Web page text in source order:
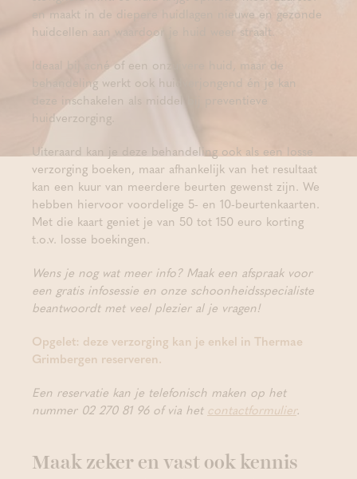
en maakt in de diepere huidlagen nieuwe en gezonde
huidcellen aan waardoor je huid weer straalt.
Ideaal bij acné of een onzuivere huid, maar de
behandeling werkt ook huidverjongend én je kan
deze inschakelen als middel bij preventieve
huidverzorging.
Uiteraard kan je deze behandeling ook als een losse
verzorging boeken, maar afhankelijk van het resultaat
kan een kuur van meerdere beurten gewenst zijn. We
hebben hiervoor voordelige 5- en 10-beurtenkaarten.
Met die kaart geniet je van 50 tot 150 euro korting
t.o.v. losse boekingen.
Wens je nog wat meer info? Maak een afspraak voor
een gratis infosessie en onze schoonheidsspecialiste
beantwoordt met veel plezier al je vragen!
Opgelet: deze verzorging kan je enkel in Thermae
Grimbergen reserveren.
Een reservatie kan je telefonisch maken op het
nummer 02 270 81 96 of via het contactformulier.
Maak zeker en vast ook kennis